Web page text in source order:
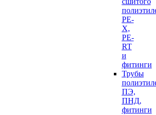
PE-
X,
PE-
RT
и
фитинги
Трубы
ПЭ,
ПНД,
фитинги